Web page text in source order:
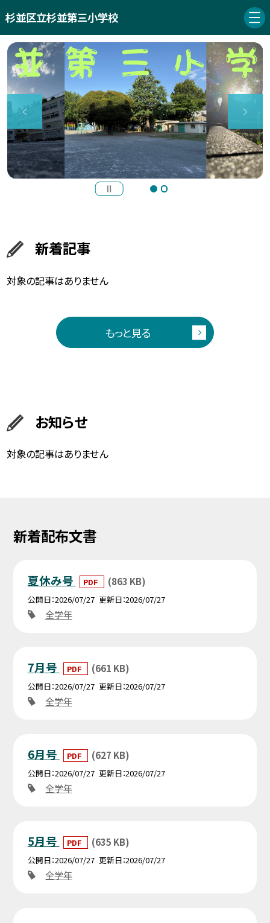
杉並区立杉並第三小学校
新着記事
対象の記事はありません
もっと見る
お知らせ
対象の記事はありません
新着配布文書
夏休み号 PDF (863 KB)
公開日 2026/07/27 更新日 2026/07/27
全学年
7月号 PDF (661 KB)
公開日 2026/07/27 更新日 2026/07/27
全学年
6月号 PDF (627 KB)
公開日 2026/07/27 更新日 2026/07/27
全学年
5月号 PDF (635 KB)
公開日 2026/07/27 更新日 2026/07/27
全学年